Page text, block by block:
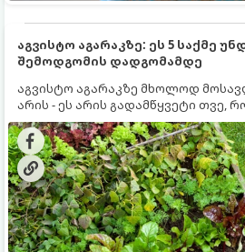
აგვისტო აგარაკზე: ეს 5 საქმე
შემოდგომის დადგომამდე
აგვისტო აგარაკზე მხოლოდ
არის - ეს არის გადამწყვეტი თვე,
ეყრება მომავალი წლის
შემოდგომა-ზამთრის
ნიადაგმა ენერგია აღიდგინოს,
ზამთარს გაუძლონ, აგვისტოს
მნიშვნელოვანი საქმის გაკეთება